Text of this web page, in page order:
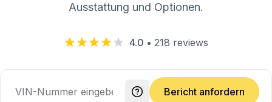
Ausstattung und Optionen.
4.0 • 218 reviews
Bericht anfordern